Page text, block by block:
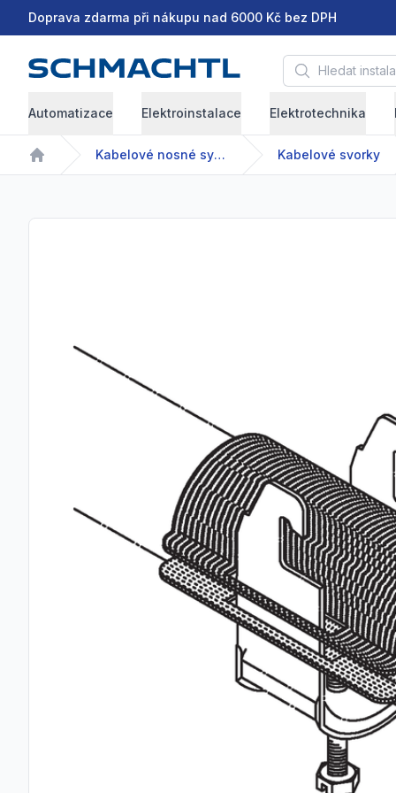
Doprava zdarma při nákupu nad 6000 Kč bez DPH
Hledat
Automatizace Elektroinstalace Elektrotechnika
Home
Kabelové nosné systémy Kabelové svorky